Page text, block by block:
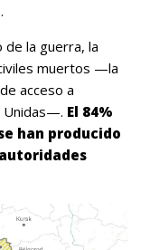
de la guerra, la
muertos —la
acceso a
Unidas—. El 84%
han producido